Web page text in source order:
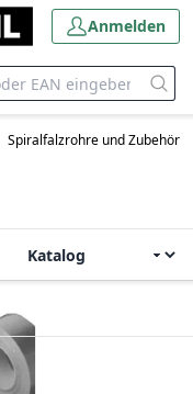
Anmelden
Spiralfalzrohre und Zubehör